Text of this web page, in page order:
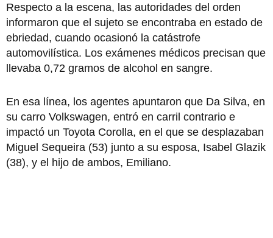
Respecto a la escena, las autoridades del orden
informaron que el sujeto se encontraba en estado de
ebriedad, cuando ocasionó la catástrofe
automovilística. Los exámenes médicos precisan que
llevaba 0,72 gramos de alcohol en sangre.
En esa línea, los agentes apuntaron que Da Silva, en
su carro Volkswagen, entró en carril contrario e
impactó un Toyota Corolla, en el que se desplazaban
Miguel Sequeira (53) junto a su esposa, Isabel Glazik
(38), y el hijo de ambos, Emiliano.